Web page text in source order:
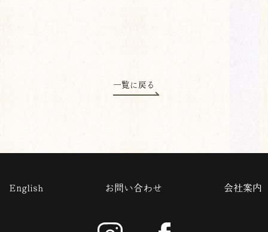
一覧に戻る
English お問い合わせ 会社案内